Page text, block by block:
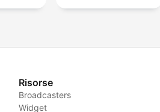
Risorse
Broadcasters
Widget